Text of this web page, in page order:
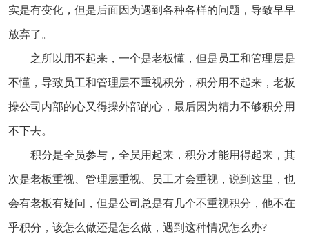
实是有变化，但是后面因为遇到各种各样的问题，导致早早
放弃了。
之所以用不起来，一个是老板懂，但是员工和管理层是
不懂，导致员工和管理层不重视积分，积分用不起来，老板
操公司内部的心又得操外部的心，最后因为精力不够积分用
不下去。
积分是全员参与，全员用起来，积分才能用得起来，其
次是老板重视、管理层重视、员工才会重视，说到这里，也
会有老板有疑问，但是公司总是有几个不重视积分，他不在
乎积分，该怎么做还是怎么做，遇到这种情况怎么办?